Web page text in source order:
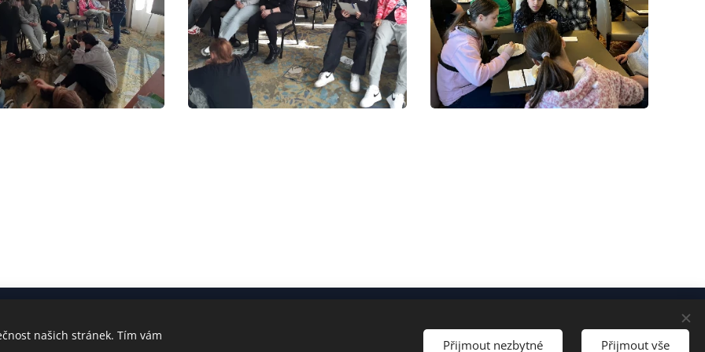
Cookies
našich stránek. Tím vám
Přijmout nezbytné Přijmout vše